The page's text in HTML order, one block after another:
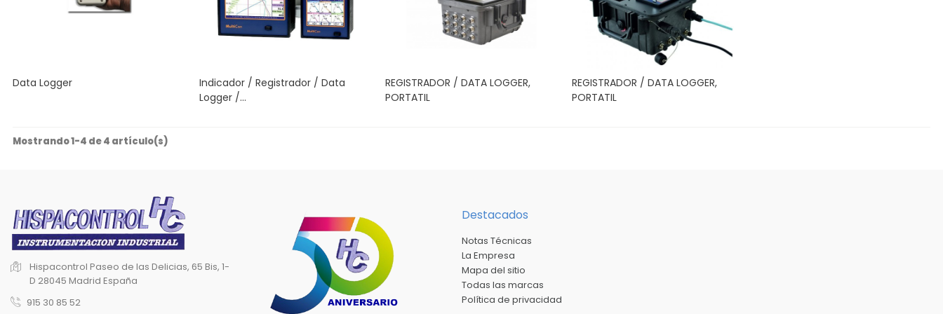
Data Logger
Indicador / Registrador / Data
Logger /...
REGISTRADOR / DATA LOGGER,
PORTATIL
REGISTRADOR / DATA LOGGER,
PORTATIL
Mostrando 1-4 de 4 artículo(s)
Hispacontrol Paseo de las Delicias, 65 Bis, 1-
D 28045 Madrid España
915 30 85 52
Destacados
Notas Técnicas
La Empresa
Mapa del sitio
Todas las marcas
Política de privacidad